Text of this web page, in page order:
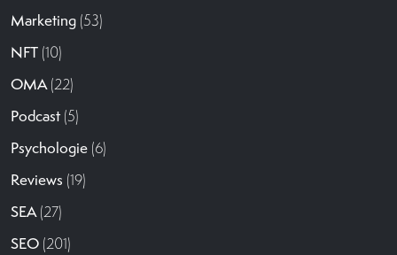
Marketing (53)
NFT (10)
OMA(22)
Podcast (5)
Psychologie (6)
Reviews (19)
SEA(27)
SEO (201)